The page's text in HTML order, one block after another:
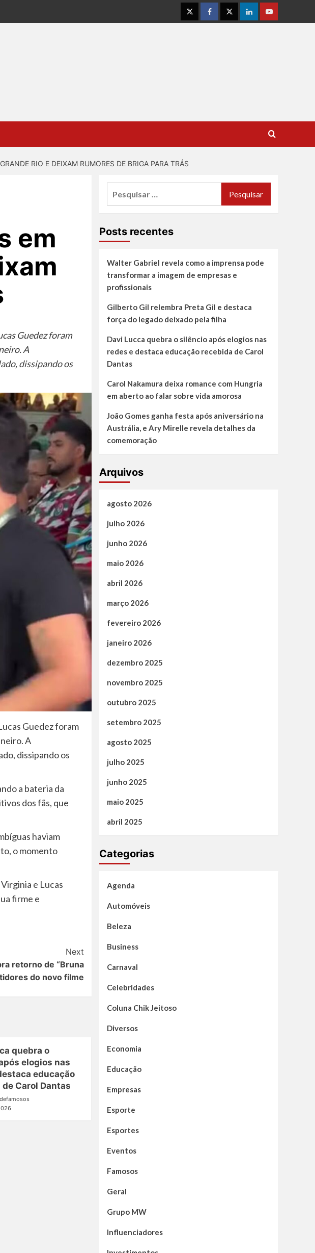
InstagramFacebookTwitterLinkedinYoutube
RIO E DEIXAM RUMORES DE BRIGA PARA TRÁS
em
Guedez foram
A
dissipando os
Guedez foram
A
dissipando os
a bateria da
dos fãs, que
haviam
o momento
e Lucas
firme e
Next
retorno de “Bruna
do novo filme
quebra o
elogios nas
educação
Carol Dantas
Posts recentes
Walter Gabriel revela como a imprensa pode
transformar a imagem de empresas e
profissionais
Gilberto Gil relembra Preta Gil e destaca
força do legado deixado pela filha
Davi Lucca quebra o silêncio após elogios nas
redes e destaca educação recebida de Carol
Dantas
Carol Nakamura deixa romance com Hungria
em aberto ao falar sobre vida amorosa
João Gomes ganha festa após aniversário na
Austrália, e Ary Mirelle revela detalhes da
comemoração
Arquivos
agosto 2026
julho 2026
junho 2026
maio 2026
abril 2026
março 2026
fevereiro 2026
janeiro 2026
dezembro 2025
novembro 2025
outubro 2025
setembro 2025
agosto 2025
julho 2025
junho 2025
maio 2025
abril 2025
Categorias
Agenda
Automóveis
Beleza
Business
Carnaval
Celebridades
Coluna Chik Jeitoso
Diversos
Economia
Educação
Empresas
Esporte
Esportes
Eventos
Famosos
Geral
Grupo MW
Influenciadores